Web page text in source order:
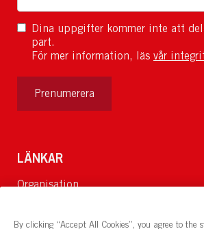
Dina uppgifter kommer inte att
part.
För mer information, läs vår
Prenumerera
LÄNKAR
Organisation
Lediga jobb
By clicking “Accept All Cookies”, you agree to the